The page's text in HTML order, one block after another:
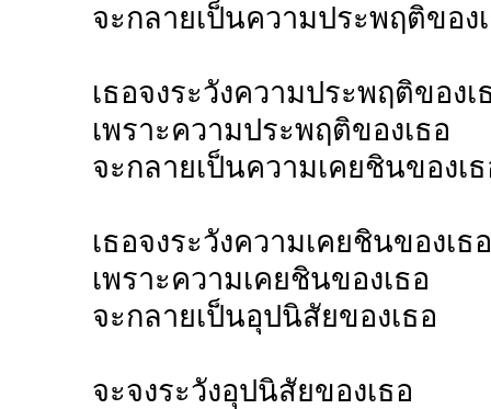
จะกลายเป็นความประพฤติของ
เธอจงระวังความประพฤติของเ
เพราะความประพฤติของเธอ
จะกลายเป็นความเคยชินของเ
เธอจงระวังความเคยชินของเธอ
เพราะความเคยชินของเธอ
จะกลายเป็นอุปนิสัยของเธอ
จะจงระวังอุปนิสัยของเธอ